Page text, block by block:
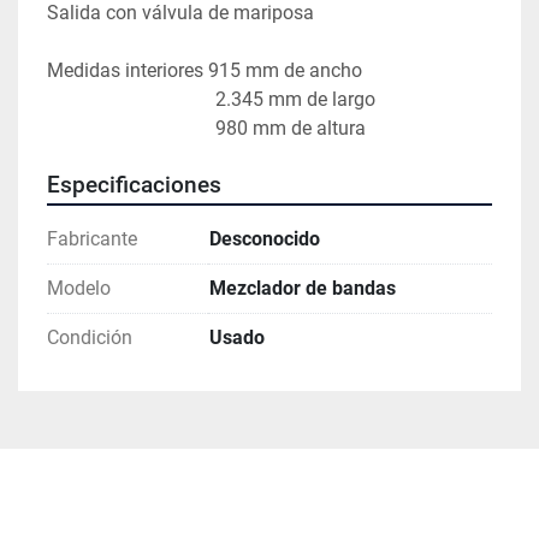
Salida con válvula de mariposa
Medidas interiores 915 mm de ancho
2.345 mm de largo
980 mm de altura
Especificaciones
Fabricante Desconocido
Modelo Mezclador de bandas
Condición Usado